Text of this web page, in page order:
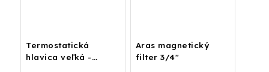
Termostatická
hlavica veľká -
Aras magnetický
filter 3/4"